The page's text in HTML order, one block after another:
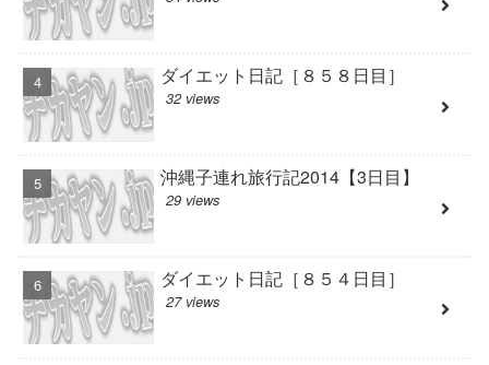
ダイエット日記［８５８日目］
32 views
沖縄子連れ旅行記2014【3日目】
29 views
ダイエット日記［８５４日目］
27 views